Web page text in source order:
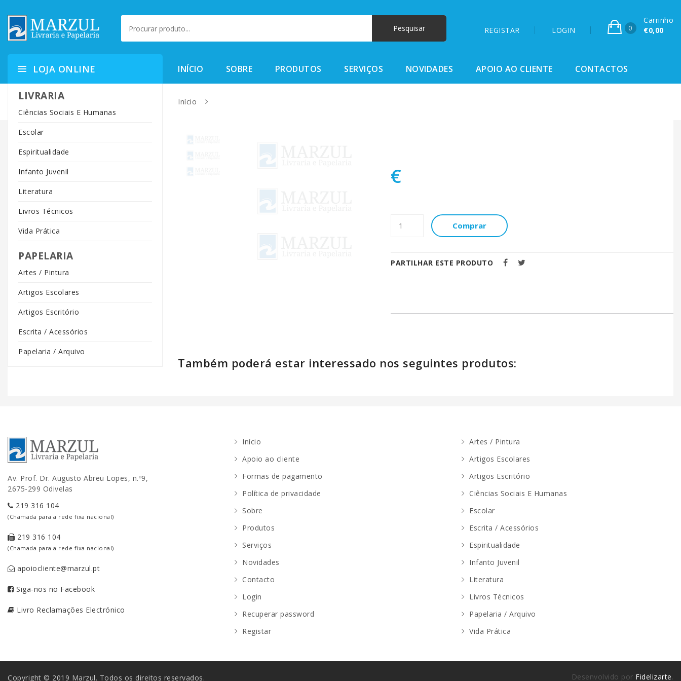
REGISTAR LOGIN 0
Carrinho
€0,00
LOJA ONLINE
LIVRARIA
Ciências Sociais E Humanas
Escolar
Espiritualidade
Infanto Juvenil
Literatura
Livros Técnicos
Vida Prática
PAPELARIA
Artes / Pintura
Artigos Escolares
Artigos Escritório
Escrita / Acessórios
Papelaria / Arquivo
INÍCIO SOBRE PRODUTOS SERVIÇOS NOVIDADES APOIO AO CLIENTE CONTACTOS
Início
€
Comprar
PARTILHAR ESTE PRODUTO
Também poderá estar interessado nos seguintes produtos:
Av. Prof. Dr. Augusto Abreu Lopes, n.º9,
2675-299 Odivelas
219 316 104
(Chamada para a rede fixa nacional)
219 316 104
(Chamada para a rede fixa nacional)
apoiocliente@marzul.pt
Siga-nos no Facebook
Livro Reclamações Electrónico
Início
Apoio ao cliente
Formas de pagamento
Política de privacidade
Sobre
Produtos
Serviços
Novidades
Contacto
Login
Recuperar password
Registar
Artes / Pintura
Artigos Escolares
Artigos Escritório
Ciências Sociais E Humanas
Escolar
Escrita / Acessórios
Espiritualidade
Infanto Juvenil
Literatura
Livros Técnicos
Papelaria / Arquivo
Vida Prática
Copyright © 2019 Marzul. Todos os direitos reservados. Desenvolvido por Fidelizarte.